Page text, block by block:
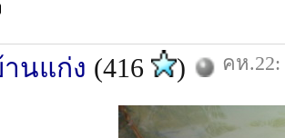
นแก่ง (416 ) คห.22: